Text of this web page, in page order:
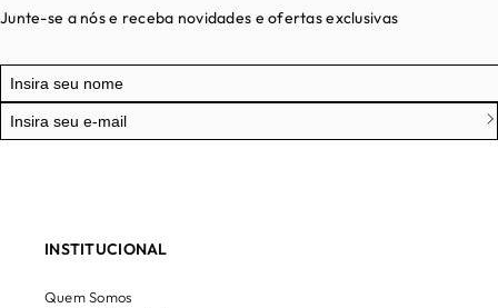
Junte-se a nós e receba novidades e ofertas exclusivas
INSTITUCIONAL
Quem Somos